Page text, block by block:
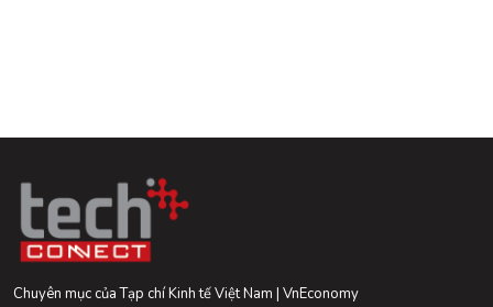
Chuyên mục của Tạp chí Kinh tế Việt Nam | VnEconomy